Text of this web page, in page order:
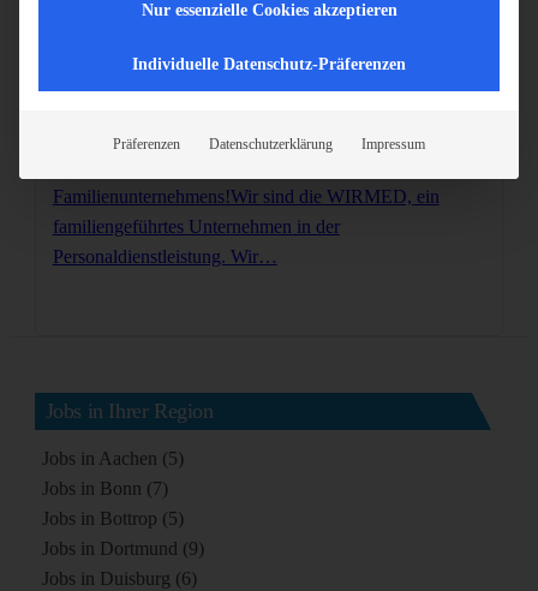
Altenpfleger (m/w/d)
45768 Marl Vollzeit
Familienunternehmens!Wir sind die WIRMED, ein
familiengeführtes Unternehmen in der
Personaldienstleistung. Wir…
Jobs in Ihrer Region
Jobs in Aachen (5)
Jobs in Bonn (7)
Jobs in Bottrop (5)
Jobs in Dortmund (9)
Jobs in Duisburg (6)
Nur essenzielle Cookies akzeptieren
Individuelle Datenschutz-Präferenzen
Präferenzen Datenschutzerklärung Impressum